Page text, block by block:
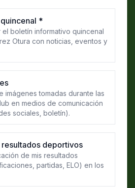
*
boletín informativo quincenal
Otura con noticias, eventos y
imágenes tomadas durante las
en medios de comunicación
sociales, boletín).
deportivos
de mis resultados
partidas, ELO) en los